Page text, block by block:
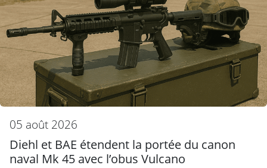
05 août 2026
Diehl et BAE étendent la portée du canon
naval Mk 45 avec l’obus Vulcano